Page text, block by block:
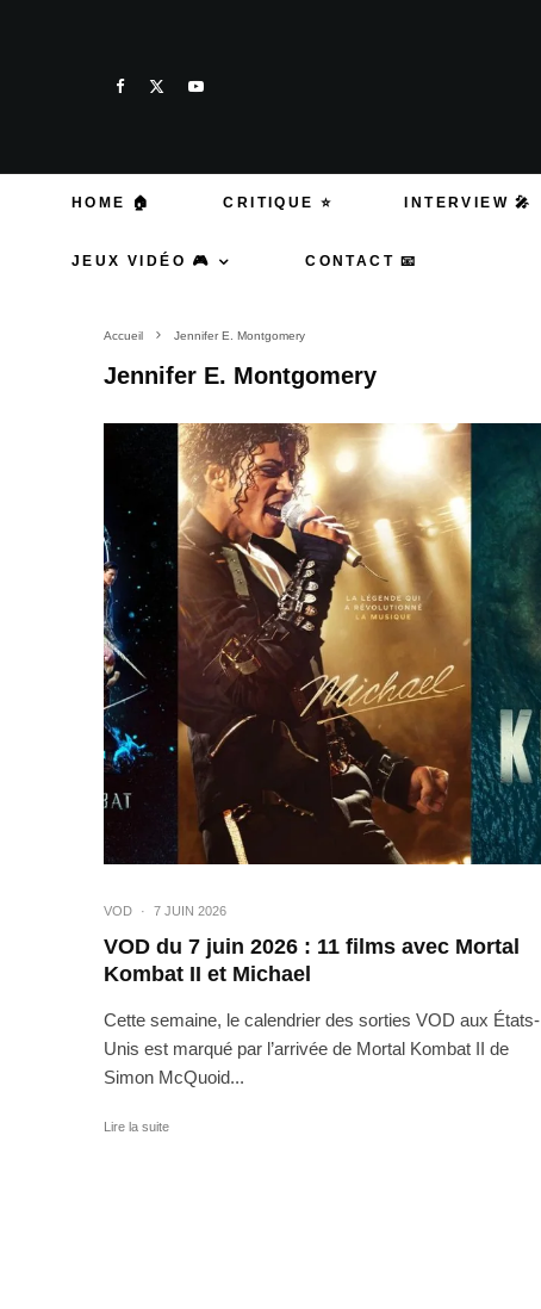
HOME 🏠 CRITIQUE ⭐ INTERVIEW 🎤
JEUX VIDÉO 🎮 CONTACT 📧
Accueil Jennifer E. Montgomery
Jennifer E. Montgomery
VOD · 7 JUIN 2026
VOD du 7 juin 2026 : 11 films avec Mortal
Kombat II et Michael
Cette semaine, le calendrier des sorties VOD aux États-
Unis est marqué par l’arrivée de Mortal Kombat II de
Simon McQuoid...
Lire la suite